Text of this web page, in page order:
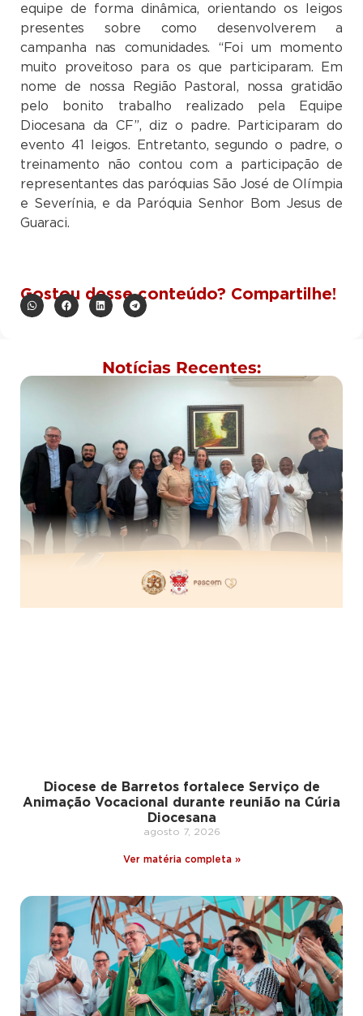
equipe de forma dinâmica, orientando os leigos
presentes sobre como desenvolverem a
campanha nas comunidades. “Foi um momento
muito proveitoso para os que participaram. Em
nome de nossa Região Pastoral, nossa gratidão
pelo bonito trabalho realizado pela Equipe
Diocesana da CF”, diz o padre. Participaram do
evento 41 leigos. Entretanto, segundo o padre, o
treinamento não contou com a participação de
representantes das paróquias São José de Olímpia
e Severínia, e da Paróquia Senhor Bom Jesus de
Guaraci.
Gostou desse conteúdo? Compartilhe!
Notícias Recentes:
Diocese de Barretos fortalece Serviço de
Animação Vocacional durante reunião na Cúria
Diocesana
agosto 7, 2026
Ver matéria completa »